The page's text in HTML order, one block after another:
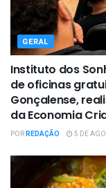
GERAL
Instituto dos
de oficinas
Gonçalense,
da Economia
PORREDAÇÃO 5 DE